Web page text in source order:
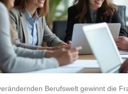
Berufswelt gewinnt die